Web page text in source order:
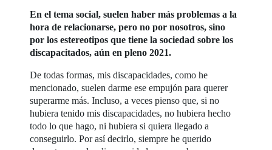
En el tema social, suelen haber más problemas a la
hora de relacionarse, pero no por nosotros, sino
por los estereotipos que tiene la sociedad sobre los
discapacitados, aún en pleno 2021.
De todas formas, mis discapacidades, como he
mencionado, suelen darme ese empujón para querer
superarme más. Incluso, a veces pienso que, si no
hubiera tenido mis discapacidades, no hubiera hecho
todo lo que hago, ni hubiera si quiera llegado a
conseguirlo. Por así decirlo, siempre he querido